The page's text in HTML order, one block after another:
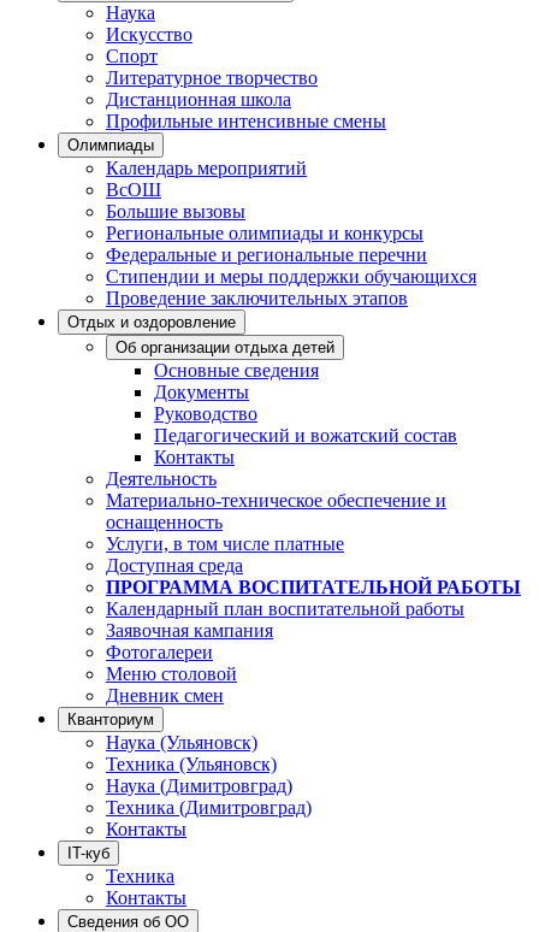
Наука
Искусство
Спорт
Литературное творчество
Дистанционная школа
Профильные интенсивные смены
Олимпиады
Календарь мероприятий
ВсОШ
Большие вызовы
Региональные олимпиады и конкурсы
Федеральные и региональные перечни
Стипендии и меры поддержки обучающихся
Проведение заключительных этапов
Отдых и оздоровление
Об организации отдыха детей
Основные сведения
Документы
Руководство
Педагогический и вожатский состав
Контакты
Деятельность
Материально-техническое обеспечение и
оснащенность
Услуги, в том числе платные
Доступная среда
ПРОГРАММА ВОСПИТАТЕЛЬНОЙ РАБОТЫ
Календарный план воспитательной работы
Заявочная кампания
Фотогалереи
Меню столовой
Дневник смен
Кванториум
Наука (Ульяновск)
Техника (Ульяновск)
Наука (Димитровград)
Техника (Димитровград)
Контакты
IT-куб
Техника
Контакты
Сведения об ОО